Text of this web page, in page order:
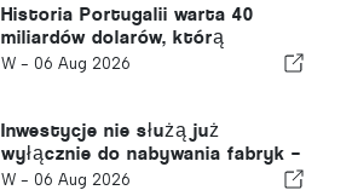
Historia Portugalii warta 40
miliardów dolarów, którą
większość inwestorów
W - 06 Aug 2026
Inwestycje nie służą już
wyłącznie do nabywania fabryk –
służą do pozyskiwania wiedzy
W - 06 Aug 2026